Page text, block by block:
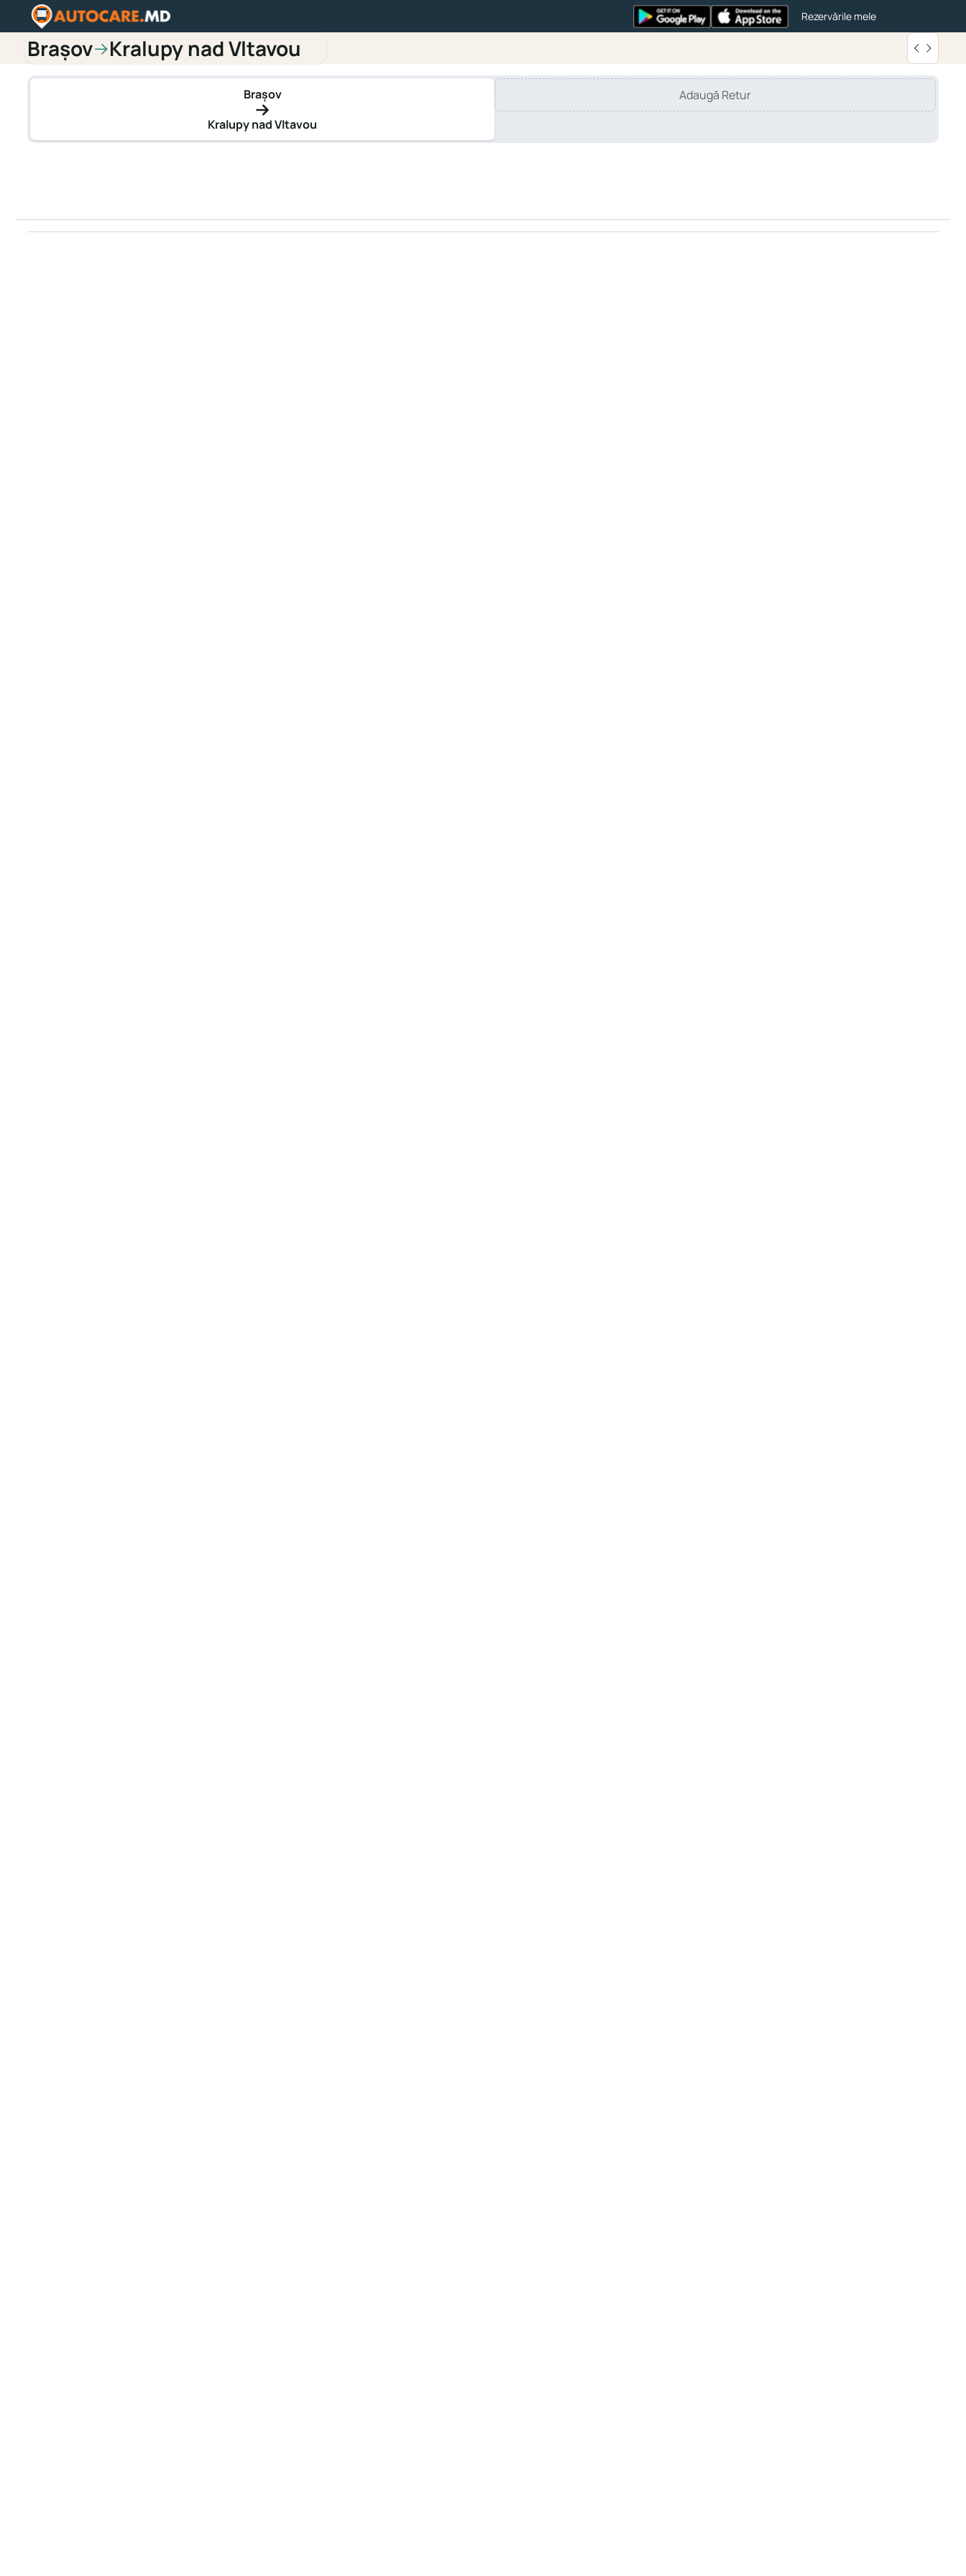
Rezervările mele
Brașov→Kralupy nad Vltavou
Brașov
Kralupy nad Vltavou
Adaugă Retur